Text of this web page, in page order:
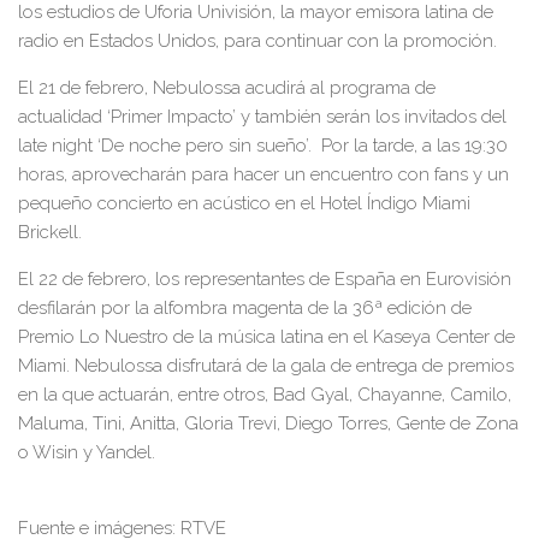
los estudios de Uforia Univisión, la mayor emisora latina de
radio en Estados Unidos, para continuar con la promoción.
El 21 de febrero, Nebulossa acudirá al programa de
actualidad ‘Primer Impacto’ y también serán los invitados del
late night ‘De noche pero sin sueño’. Por la tarde, a las 19:30
horas, aprovecharán para hacer un encuentro con fans y un
pequeño concierto en acústico en el Hotel Índigo Miami
Brickell.
El 22 de febrero, los representantes de España en Eurovisión
desfilarán por la alfombra magenta de la 36ª edición de
Premio Lo Nuestro de la música latina en el Kaseya Center de
Miami. Nebulossa disfrutará de la gala de entrega de premios
en la que actuarán, entre otros, Bad Gyal, Chayanne, Camilo,
Maluma, Tini, Anitta, Gloria Trevi, Diego Torres, Gente de Zona
o Wisin y Yandel.
Fuente e imágenes: RTVE